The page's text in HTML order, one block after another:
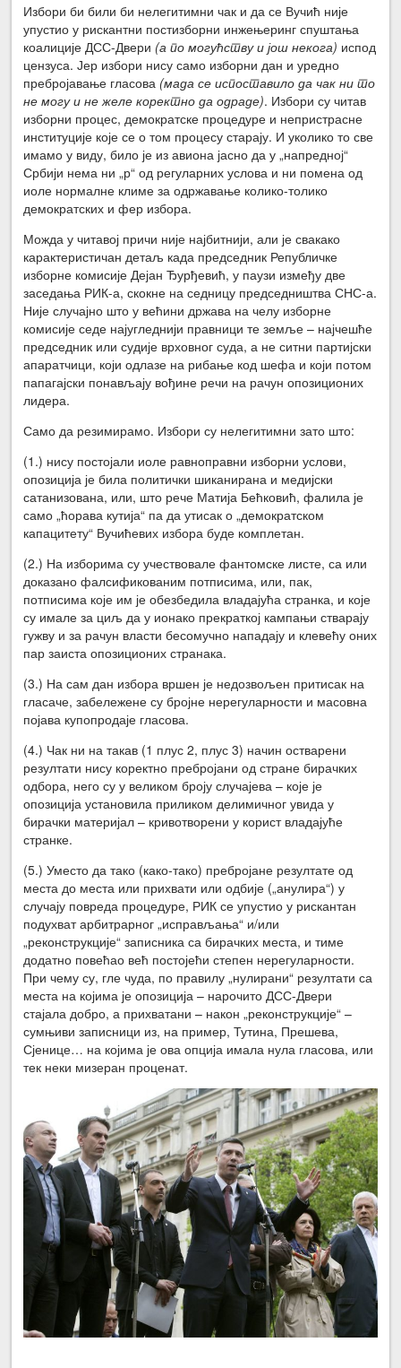
Избори би били би нелегитимни чак и да се Вучић није
упустио у рискантни постизборни инжењеринг спуштања
коалиције ДСС-Двери (а по могућству и још некога) испод
цензуса. Јер избори нису само изборни дан и уредно
пребројавање гласова (мада се испоставило да чак ни то
не могу и не желе коректно да одраде). Избори су читав
изборни процес, демократске процедуре и непристрасне
институције које се о том процесу старају. И уколико то све
имамо у виду, било је из авиона јасно да у „напредној“
Србији нема ни „р“ од регуларних услова и ни помена од
иоле нормалне климе за одржавање колико-толико
демократских и фер избора.
Можда у читавој причи није најбитнији, али је свакако
карактеристичан детаљ када председник Републичке
изборне комисије Дејан Ђурђевић, у паузи између две
заседања РИК-а, скокне на седницу председништва СНС-а.
Није случајно што у већини држава на челу изборне
комисије седе најугледнији правници те земље – најчешће
председник или судије врховног суда, а не ситни партијски
апаратчици, који одлазе на рибање код шефа и који потом
папагајски понављају вођине речи на рачун опозиционих
лидера.
Само да резимирамо. Избори су нелегитимни зато што:
(1.) нису постојали иоле равноправни изборни услови,
опозиција је била политички шиканирана и медијски
сатанизована, или, што рече Матија Бећковић, фалила је
само „ћорава кутија“ па да утисак о „демократском
капацитету“ Вучићевих избора буде комплетан.
(2.) На изборима су учествовале фантомске листе, са или
доказано фалсификованим потписима, или, пак,
потписима које им је обезбедила владајућа странка, и које
су имале за циљ да у ионако прекраткој кампањи стварају
гужву и за рачун власти бесомучно нападају и клевећу оних
пар заиста опозиционих странака.
(3.) На сам дан избора вршен је недозвољен притисак на
гласаче, забележене су бројне нерегуларности и масовна
појава купопродаје гласова.
(4.) Чак ни на такав (1 плус 2, плус 3) начин остварени
резултати нису коректно пребројани од стране бирачких
одбора, него су у великом броју случајева – које је
опозиција установила приликом делимичног увида у
бирачки материјал – кривотворени у корист владајуће
странке.
(5.) Уместо да тако (како-тако) пребројане резултате од
места до места или прихвати или одбије („анулира“) у
случају повреда процедуре, РИК се упустио у рискантан
подухват арбитрарног „исправљања“ и/или
„реконструкције“ записника са бирачких места, и тиме
додатно повећао већ постојећи степен нерегуларности.
При чему су, гле чуда, по правилу „нулирани“ резултати са
места на којима је опозиција – нарочито ДСС-Двери
стајала добро, а прихватани – након „реконструкције“ –
сумњиви записници из, на пример, Тутина, Прешева,
Сјенице… на којима је ова опција имала нула гласова, или
тек неки мизеран проценат.